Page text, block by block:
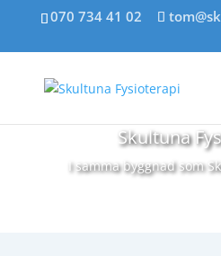
070 734 41 02
Skultuna
I samma byggnad som